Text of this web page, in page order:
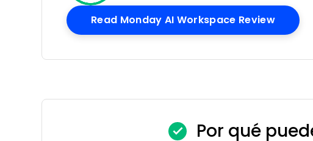
Read Monday AI Workspace ReviewOpens
Por qué